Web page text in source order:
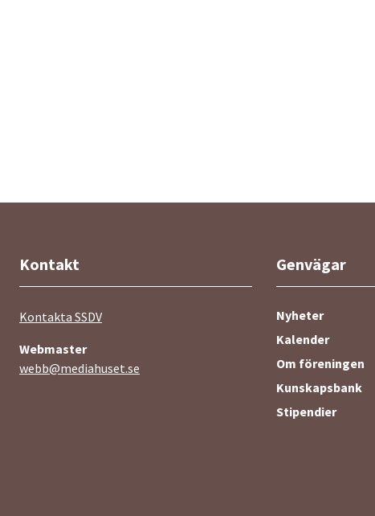
Kontakt
Kontakta SSDV
Webmaster
webb@mediahuset.se
Genvägar
Nyheter
Kalender
Om föreningen
Kunskapsbank
Stipendier